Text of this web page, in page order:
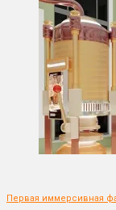
Первая иммерсивная